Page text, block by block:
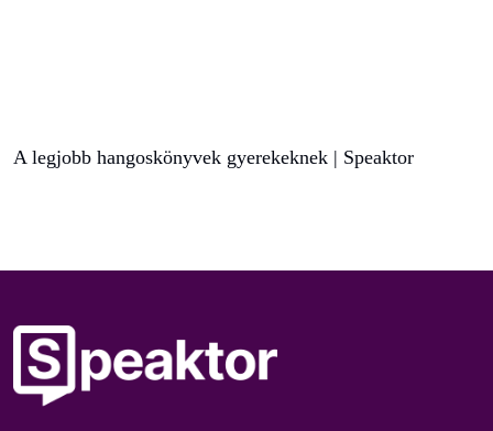
A legjobb hangoskönyvek gyerekeknek | Speaktor